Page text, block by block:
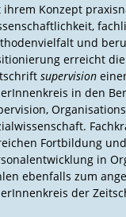
ihrem Konzept
und
erreicht die
supervision
in den
Fortbildung und
in
ebenfalls zum
der